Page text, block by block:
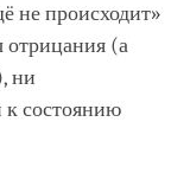
не происходит»
отрицания (а
ни
к состоянию